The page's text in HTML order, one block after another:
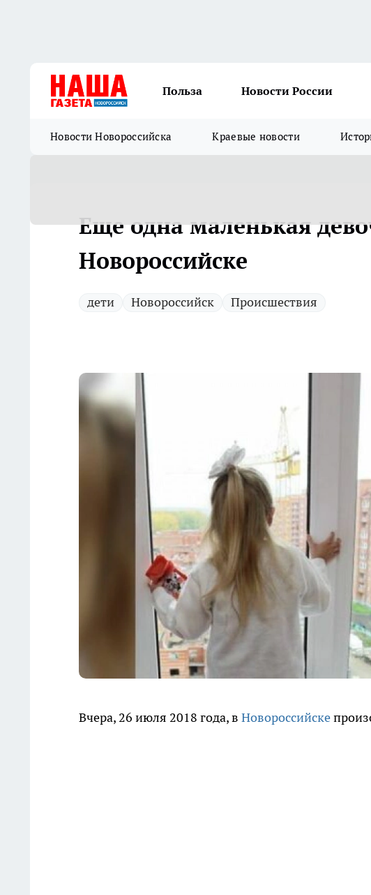
Польза Новости России
Новости Новороссийска Краевые новости
Еще одна маленькая
Новороссийске
дети Новороссийск Происшествия
Вчера, 26 июля 2018 года, в Новороссийске